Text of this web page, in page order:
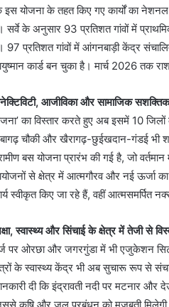
इस योजना के तहत किए गए कार्यों का नेशनल
सर्वे के अनुसार 93 प्रतिशत गांवों में
97 प्रतिशत गांवों में आंगनबाड़ी केंद्र
कार्ड बन चुका है। मार्च 2026 तक
आजीविका और सामाजिक
का विस्तार करते हुए अब इसमें 10
चौकी और खैरागढ़-छुईखदान-गंडई भी
बस योजना प्रारंभ की गई है, जो
से क्षेत्र में आत्मगौरव और नई ऊर्जा
स्वीकृत किए जा रहे हैं, वहीं आत्मसमर्पित
स्वास्थ्य और सिंचाई के क्षेत्र में तेजी से
पर ओरछा और जगरगुंडा में भी एजुकेशन
के स्वास्थ्य केंद्र भी अब सुचारू रूप से
दी कि इंद्रावती नदी पर मटनार और